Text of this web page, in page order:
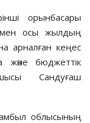
орынбасары
осы жылдың
арналған кеңес
және бюджеттік
Сандуғаш
облысының